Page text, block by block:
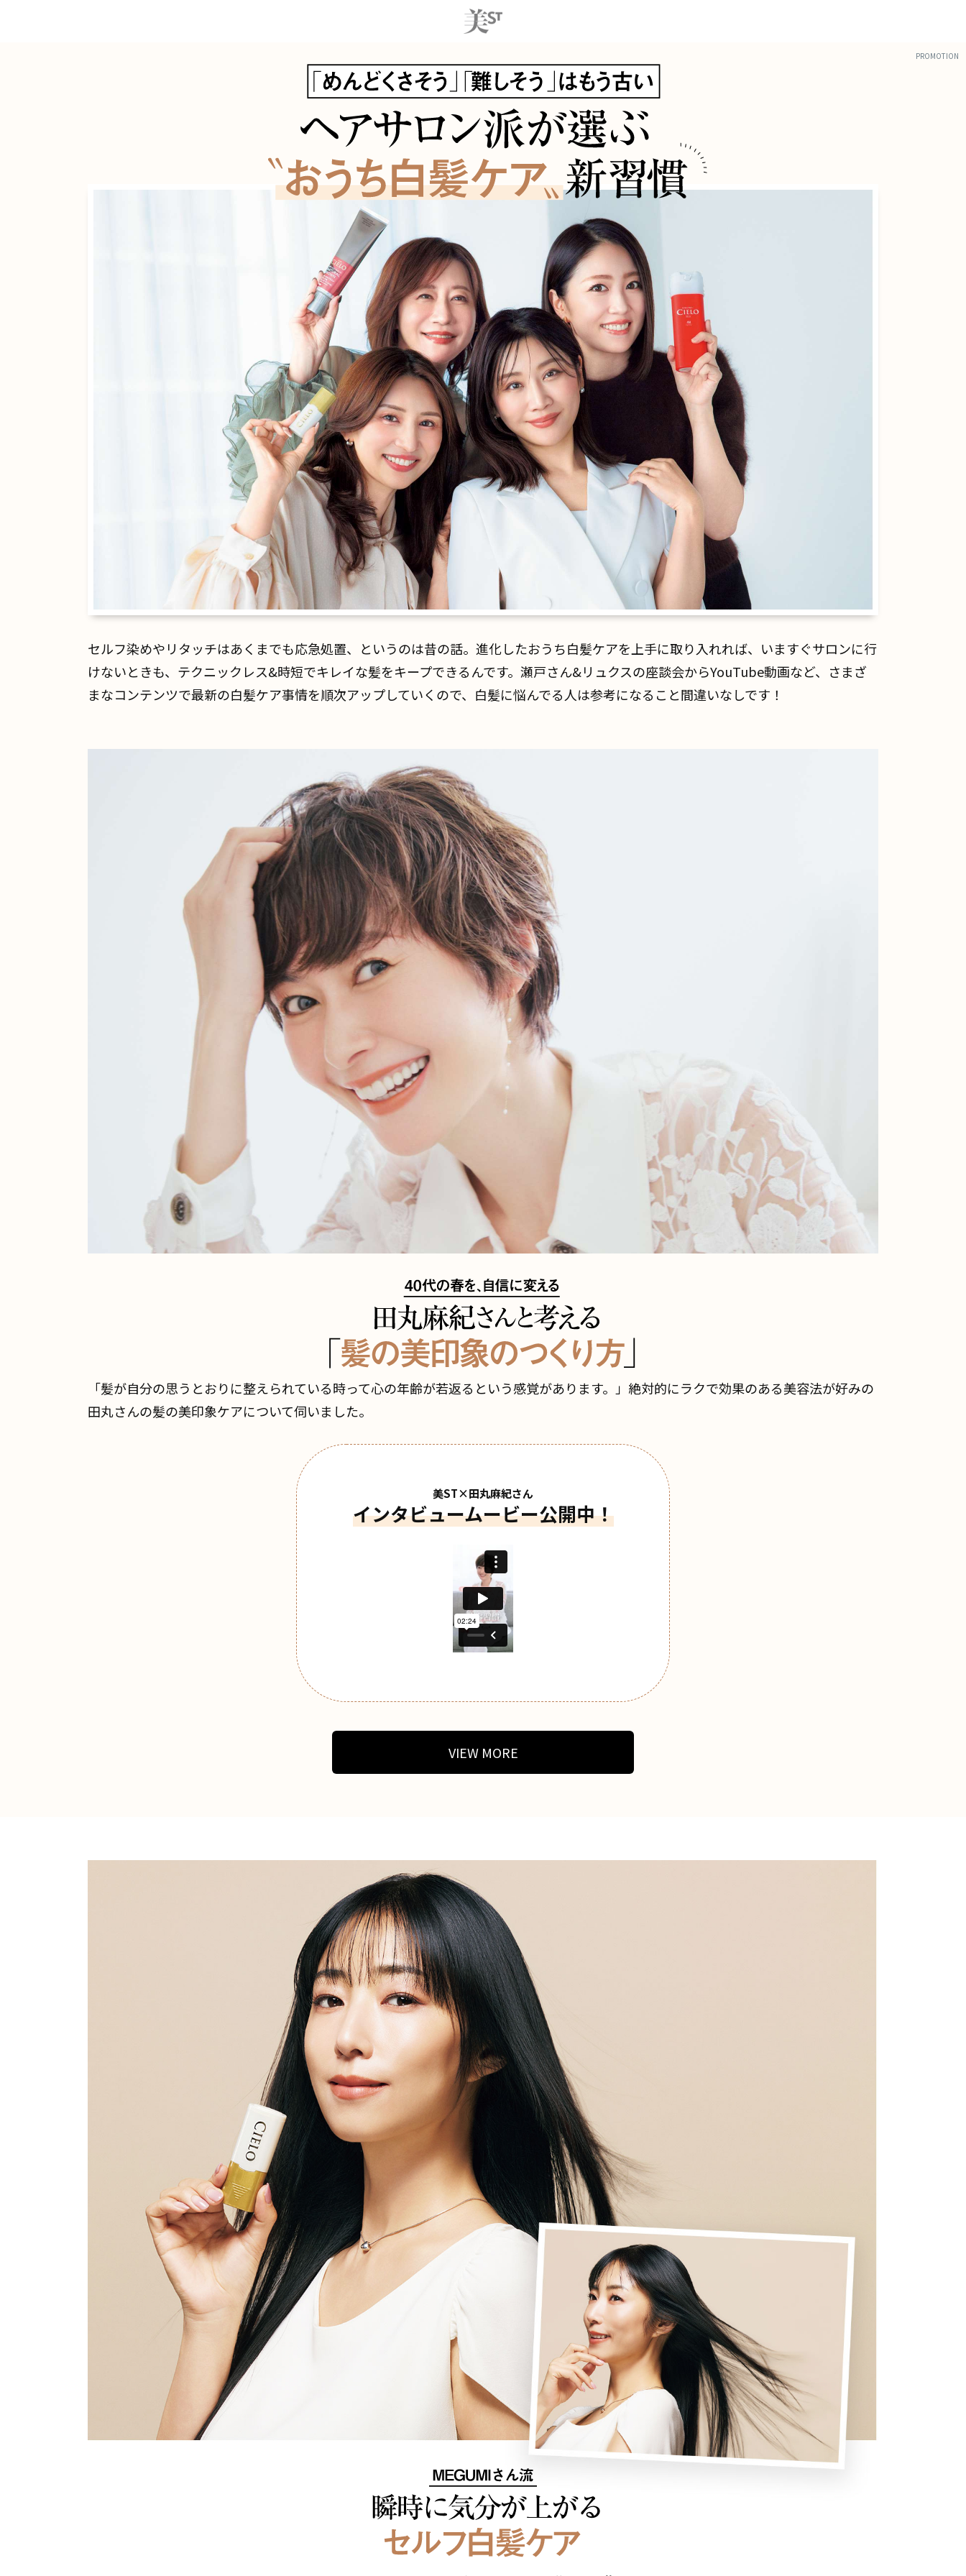
PROMOTION
セルフ染めやリタッチはあくまでも応急処置、というのは昔の話。進化したおうち白髪ケアを上手に取り入れれば、いますぐサロンに行
けないときも、テクニックレス&時短でキレイな髪をキープできるんです。瀬戸さん&リュクスの座談会からYouTube動画など、さまざ
まなコンテンツで最新の白髪ケア事情を順次アップしていくので、白髪に悩んでる人は参考になること間違いなしです！
「髪が自分の思うとおりに整えられている時って心の年齢が若返るという感覚があります。」絶対的にラクで効果のある美容法が好みの
田丸さんの髪の美印象ケアについて伺いました。
美ST×田丸麻紀さん
インタビュームービー公開中！
VIEW MORE